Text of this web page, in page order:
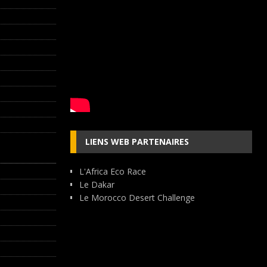
LIENS WEB PARTENAIRES
L'Africa Eco Race
Le Dakar
Le Morocco Desert Challenge